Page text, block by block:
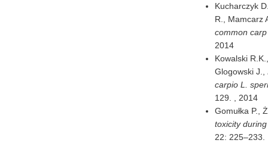
Kucharczyk
R., Mamcarz
common
2014
Kowalski
Glogowski J.,
carpio L.
129. , 2014
Gomułka P.,
toxicity
22: 225–233.